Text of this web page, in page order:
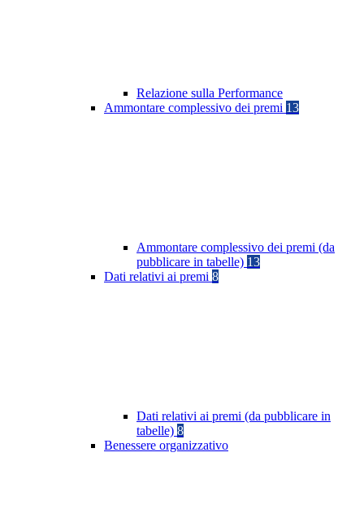
Relazione sulla Performance
Ammontare complessivo dei premi 13
Ammontare complessivo dei premi (da
pubblicare in tabelle) 13
Dati relativi ai premi 8
Dati relativi ai premi (da pubblicare in
tabelle) 8
Benessere organizzativo